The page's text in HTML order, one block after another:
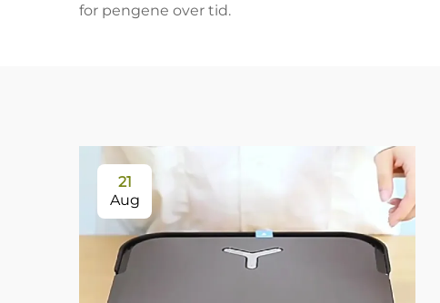
for pengene over tid.
21
Aug